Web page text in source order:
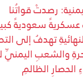
رصدتْ قواتُنا
سعوديةً
تهدفُ إلى
والشعبِ اليمنيِّ
الظالمِ